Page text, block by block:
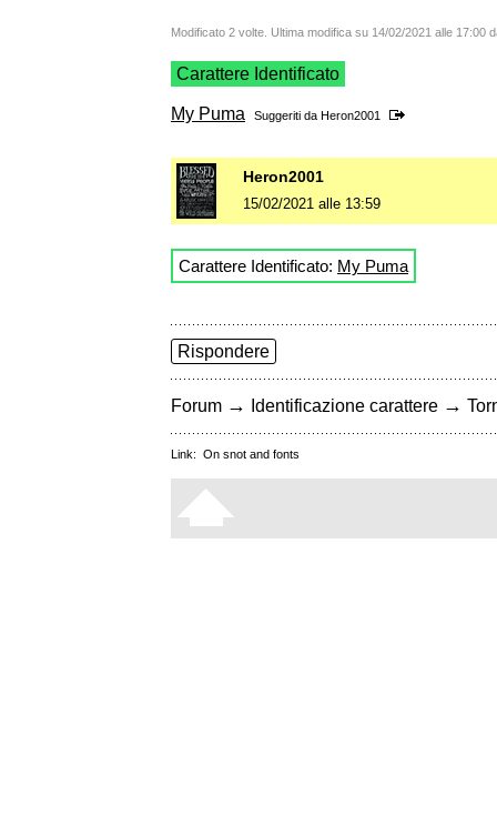
Modificato 2 volte. Ultima modifica su 14/02/2021 alle 17:00
Carattere Identificato
My Puma Suggeriti da Heron2001
Heron2001
15/02/2021 alle 13:59
Carattere Identificato: My Puma
Rispondere
Forum → Identificazione carattere →
Link: On snot and fonts